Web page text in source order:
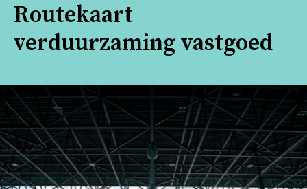
Routekaart
verduurzaming vastgoed